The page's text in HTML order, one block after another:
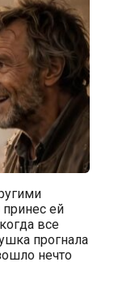
ей
все
прогнала
нечто